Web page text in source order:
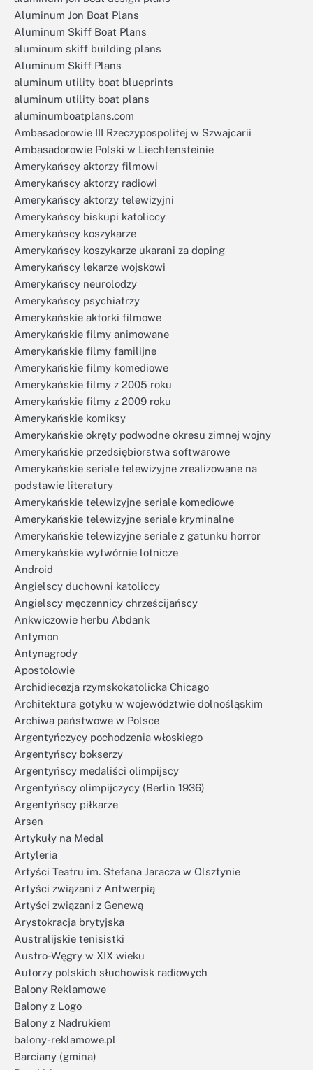
Aluminum Jon Boat Plans
Aluminum Skiff Boat Plans
aluminum skiff building plans
Aluminum Skiff Plans
aluminum utility boat blueprints
aluminum utility boat plans
aluminumboatplans.com
Ambasadorowie III Rzeczypospolitej w Szwajcarii
Ambasadorowie Polski w Liechtensteinie
Amerykańscy aktorzy filmowi
Amerykańscy aktorzy radiowi
Amerykańscy aktorzy telewizyjni
Amerykańscy biskupi katoliccy
Amerykańscy koszykarze
Amerykańscy koszykarze ukarani za doping
Amerykańscy lekarze wojskowi
Amerykańscy neurolodzy
Amerykańscy psychiatrzy
Amerykańskie aktorki filmowe
Amerykańskie filmy animowane
Amerykańskie filmy familijne
Amerykańskie filmy komediowe
Amerykańskie filmy z 2005 roku
Amerykańskie filmy z 2009 roku
Amerykańskie komiksy
Amerykańskie okręty podwodne okresu zimnej wojny
Amerykańskie przedsiębiorstwa softwarowe
Amerykańskie seriale telewizyjne zrealizowane na
podstawie literatury
Amerykańskie telewizyjne seriale komediowe
Amerykańskie telewizyjne seriale kryminalne
Amerykańskie telewizyjne seriale z gatunku horror
Amerykańskie wytwórnie lotnicze
Android
Angielscy duchowni katoliccy
Angielscy męczennicy chrześcijańscy
Ankwiczowie herbu Abdank
Antymon
Antynagrody
Apostołowie
Archidiecezja rzymskokatolicka Chicago
Architektura gotyku w województwie dolnośląskim
Archiwa państwowe w Polsce
Argentyńczycy pochodzenia włoskiego
Argentyńscy bokserzy
Argentyńscy medaliści olimpijscy
Argentyńscy olimpijczycy (Berlin 1936)
Argentyńscy piłkarze
Arsen
Artykuły na Medal
Artyleria
Artyści Teatru im. Stefana Jaracza w Olsztynie
Artyści związani z Antwerpią
Artyści związani z Genewą
Arystokracja brytyjska
Australijskie tenisistki
Austro-Węgry w XIX wieku
Autorzy polskich słuchowisk radiowych
Balony Reklamowe
Balony z Logo
Balony z Nadrukiem
balony-reklamowe.pl
Barciany (gmina)